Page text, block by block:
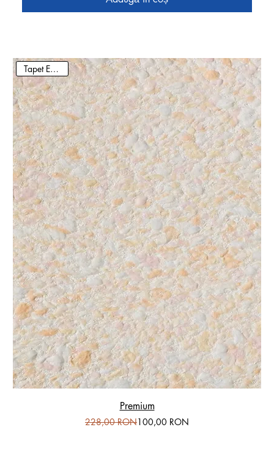
Tapet Ecologic
Premium
Preț normal
228,00 RONPreț redus
100,00 RON